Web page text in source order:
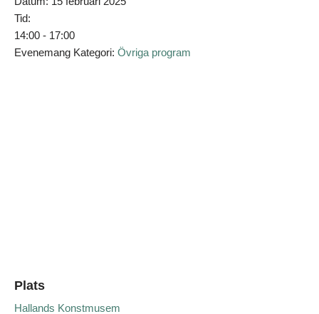
Tid:
14:00 - 17:00
Evenemang Kategori: Övriga program
Plats
Hallands Konstmusem